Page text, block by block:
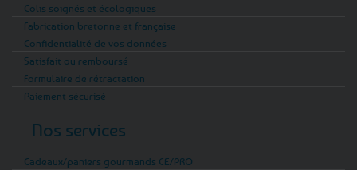
Colis soignés et écologiques
Fabrication bretonne et française
Confidentialité de vos données
Satisfait ou remboursé
Formulaire de rétractation
Paiement sécurisé
Nos services
Cadeaux/paniers gourmands CE/PRO